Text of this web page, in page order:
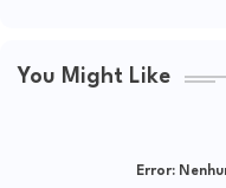
You Might Like
Error: